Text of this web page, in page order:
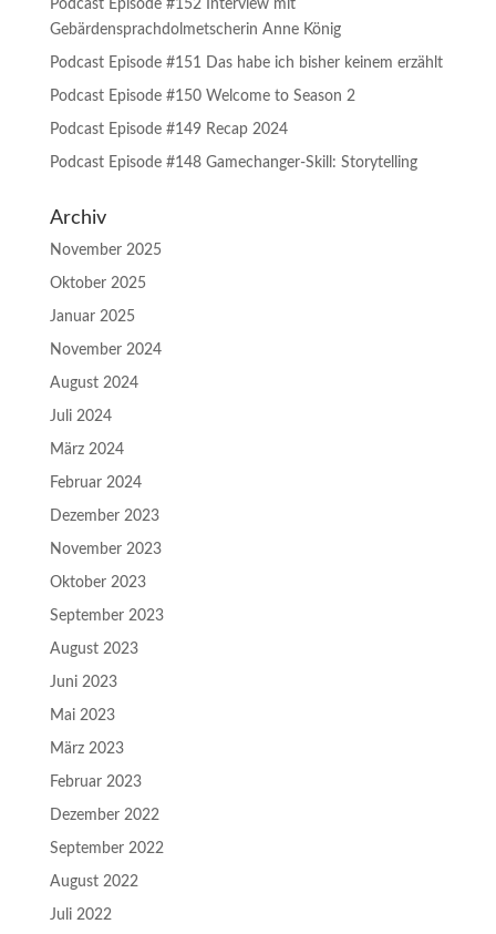
Podcast Episode #152 Interview mit
Gebärdensprachdolmetscherin Anne König
Podcast Episode #151 Das habe ich bisher keinem erzählt
Podcast Episode #150 Welcome to Season 2
Podcast Episode #149 Recap 2024
Podcast Episode #148 Gamechanger-Skill: Storytelling
Archiv
November 2025
Oktober 2025
Januar 2025
November 2024
August 2024
Juli 2024
März 2024
Februar 2024
Dezember 2023
November 2023
Oktober 2023
September 2023
August 2023
Juni 2023
Mai 2023
März 2023
Februar 2023
Dezember 2022
September 2022
August 2022
Juli 2022